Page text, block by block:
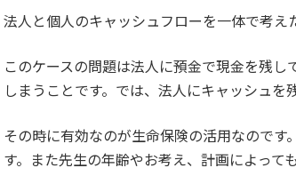
法人と個人のキャッシュフローを一体で考え
このケースの問題は法人に預金で現金を残
しまうことです。では、法人にキャッシュを
その時に有効なのが生命保険の活用なので
す。また先生の年齢やお考え、計画によって